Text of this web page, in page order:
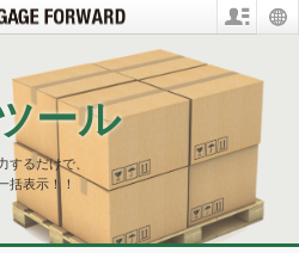
ール
するだけで、
括表示！！